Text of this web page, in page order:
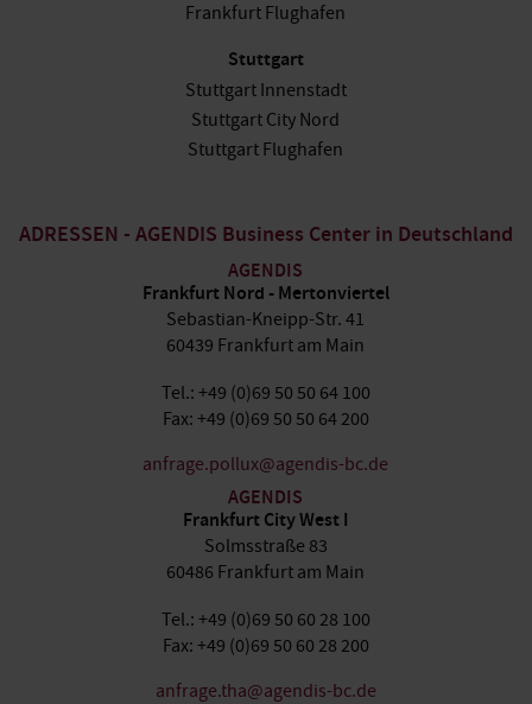
Frankfurt Flughafen
Stuttgart
Stuttgart Innenstadt
Stuttgart City Nord
Stuttgart Flughafen
ADRESSEN - AGENDIS Business Center in Deutschland
AGENDIS
Frankfurt Nord - Mertonviertel
Sebastian-Kneipp-Str. 41
60439 Frankfurt am Main
Tel.: +49 (0)69 50 50 64 100
Fax: +49 (0)69 50 50 64 200
anfrage.pollux@agendis-bc.de
AGENDIS
Frankfurt City West I
Solmsstraße 83
60486 Frankfurt am Main
Tel.: +49 (0)69 50 60 28 100
Fax: +49 (0)69 50 60 28 200
anfrage.tha@agendis-bc.de